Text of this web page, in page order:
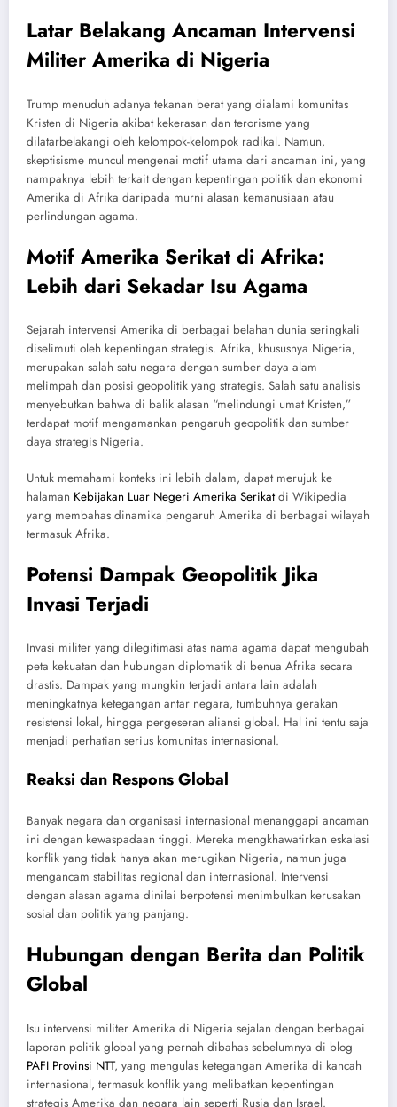
Latar Belakang Ancaman Intervensi
Militer Amerika di Nigeria
Trump menuduh adanya tekanan berat yang dialami komunitas
Kristen di Nigeria akibat kekerasan dan terorisme yang
dilatarbelakangi oleh kelompok-kelompok radikal. Namun,
skeptisisme muncul mengenai motif utama dari ancaman ini, yang
nampaknya lebih terkait dengan kepentingan politik dan ekonomi
Amerika di Afrika daripada murni alasan kemanusiaan atau
perlindungan agama.
Motif Amerika Serikat di Afrika:
Lebih dari Sekadar Isu Agama
Sejarah intervensi Amerika di berbagai belahan dunia seringkali
diselimuti oleh kepentingan strategis. Afrika, khususnya Nigeria,
merupakan salah satu negara dengan sumber daya alam
melimpah dan posisi geopolitik yang strategis. Salah satu analisis
menyebutkan bahwa di balik alasan “melindungi umat Kristen,”
terdapat motif mengamankan pengaruh geopolitik dan sumber
daya strategis Nigeria.
Untuk memahami konteks ini lebih dalam, dapat merujuk ke
halaman Kebijakan Luar Negeri Amerika Serikatdi Wikipedia
yang membahas dinamika pengaruh Amerika di berbagai wilayah
termasuk Afrika.
Potensi Dampak Geopolitik Jika
Invasi Terjadi
Invasi militer yang dilegitimasi atas nama agama dapat mengubah
peta kekuatan dan hubungan diplomatik di benua Afrika secara
drastis. Dampak yang mungkin terjadi antara lain adalah
meningkatnya ketegangan antar negara, tumbuhnya gerakan
resistensi lokal, hingga pergeseran aliansi global. Hal ini tentu saja
menjadi perhatian serius komunitas internasional.
Reaksi dan Respons Global
Banyak negara dan organisasi internasional menanggapi ancaman
ini dengan kewaspadaan tinggi. Mereka mengkhawatirkan eskalasi
konflik yang tidak hanya akan merugikan Nigeria, namun juga
mengancam stabilitas regional dan internasional. Intervensi
dengan alasan agama dinilai berpotensi menimbulkan kerusakan
sosial dan politik yang panjang.
Hubungan dengan Berita dan Politik
Global
Isu intervensi militer Amerika di Nigeria sejalan dengan berbagai
laporan politik global yang pernah dibahas sebelumnya di blog
PAFI Provinsi NTT, yang mengulas ketegangan Amerika di kancah
internasional, termasuk konflik yang melibatkan kepentingan
strategis Amerika dan negara lain seperti Rusia dan Israel.